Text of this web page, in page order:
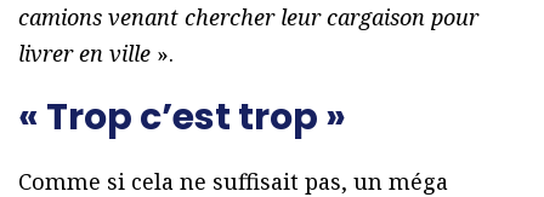
camions venant chercher leur cargaison pour
livrer en ville ».
« Trop c’est trop »
Comme si cela ne suffisait pas, un méga